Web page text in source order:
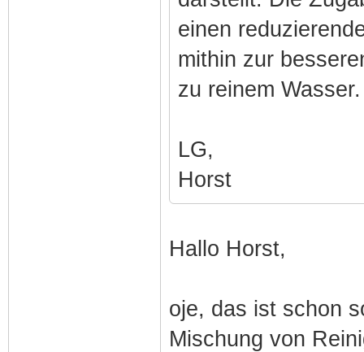
einen
mithin zur
zu reinem Wasser.
LG,
Horst
Hallo Horst,
oje, das ist schon
Mischung von